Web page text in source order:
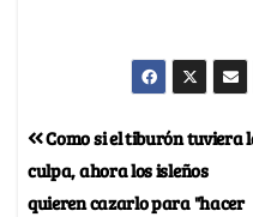
Como si el tiburón tuviera
culpa, ahora los isleños
quieren cazarlo para "hacer